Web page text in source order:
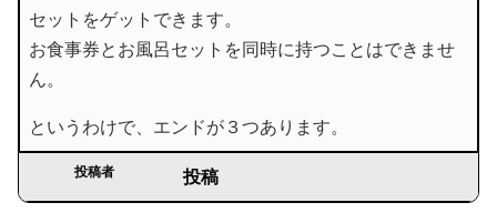
セットをゲットできます。
お食事券とお風呂セットを同時に持つことはできませ
ん。
というわけで、エンドが３つあります。
投稿者 投稿